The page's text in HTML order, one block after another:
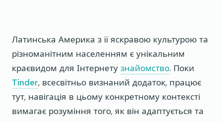
Латинська Америка з її яскравою культурою та
різноманітним населенням є унікальним
краєвидом для Інтернету знайомство. Поки
Tinder, всесвітньо визнаний додаток, працює
тут, навігація в цьому конкретному контексті
вимагає розуміння того, як він адаптується та